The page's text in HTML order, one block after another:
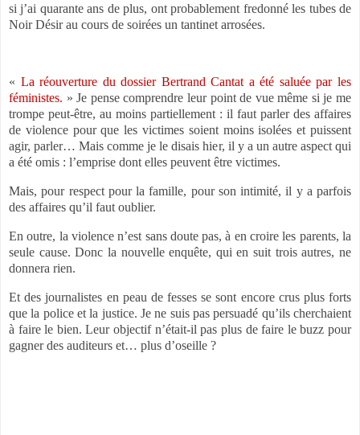
si j’ai quarante ans de plus, ont probablement fredonné les tubes de
Noir Désir au cours de soirées un tantinet arrosées.
« La réouverture du dossier Bertrand Cantat a été saluée par les
féministes. » Je pense comprendre leur point de vue même si je me
trompe peut-être, au moins partiellement : il faut parler des affaires
de violence pour que les victimes soient moins isolées et puissent
agir, parler… Mais comme je le disais hier, il y a un autre aspect qui
a été omis : l’emprise dont elles peuvent être victimes.
Mais, pour respect pour la famille, pour son intimité, il y a parfois
des affaires qu’il faut oublier.
En outre, la violence n’est sans doute pas, à en croire les parents, la
seule cause. Donc la nouvelle enquête, qui en suit trois autres, ne
donnera rien.
Et des journalistes en peau de fesses se sont encore crus plus forts
que la police et la justice. Je ne suis pas persuadé qu’ils cherchaient
à faire le bien. Leur objectif n’était-il pas plus de faire le buzz pour
gagner des auditeurs et… plus d’oseille ?